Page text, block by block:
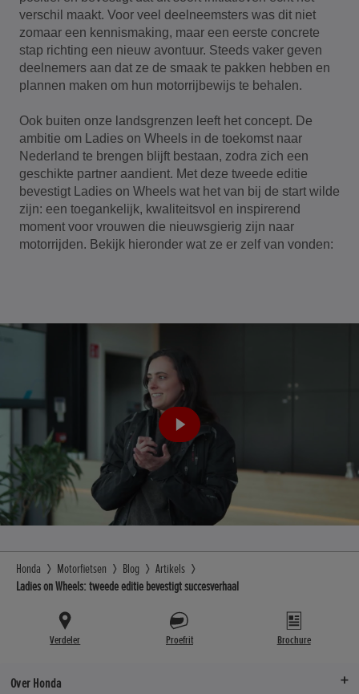
verschil maakt. Voor veel deelneemsters was dit niet
zomaar een kennismaking, maar een eerste concrete
stap richting een nieuw avontuur. Steeds vaker geven
deelnemers aan dat ze de smaak te pakken hebben en
plannen maken om hun motorrijbewijs te behalen.
Ook buiten onze landsgrenzen leeft het concept. De
ambitie om Ladies on Wheels in de toekomst naar
Nederland te brengen blijft bestaan, zodra zich een
geschikte partner aandient. Met deze tweede editie
bevestigt Ladies on Wheels wat het van bij de start wilde
zijn: een toegankelijk, kwaliteitsvol en inspirerend
moment voor vrouwen die nieuwsgierig zijn naar
motorrijden. Bekijk hieronder wat ze er zelf van vonden:
Honda Motorfietsen Blog
Artikels
Ladies on Wheels: tweede editie bevestigt succesverhaal
Verdeler Proefrit Brochure
Over Honda